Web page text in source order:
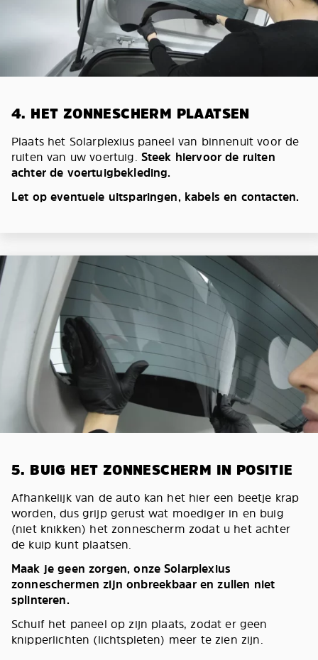
4. HET ZONNESCHERM PLAATSEN
Plaats het Solarplexius paneel van binnenuit voor de
ruiten van uw voertuig. Steek hiervoor de ruiten
achter de voertuigbekleding.
Let op eventuele uitsparingen, kabels en contacten.
5. BUIG HET ZONNESCHERM IN POSITIE
Afhankelijk van de auto kan het hier een beetje krap
worden, dus grijp gerust wat moediger in en buig
(niet knikken) het zonnescherm zodat u het achter
de kuip kunt plaatsen.
Maak je geen zorgen, onze Solarplexius
zonneschermen zijn onbreekbaar en zullen niet
splinteren.
Schuif het paneel op zijn plaats, zodat er geen
knipperlichten (lichtspleten) meer te zien zijn.